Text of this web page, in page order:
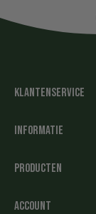
Klantenservice
Informatie
Producten
Account